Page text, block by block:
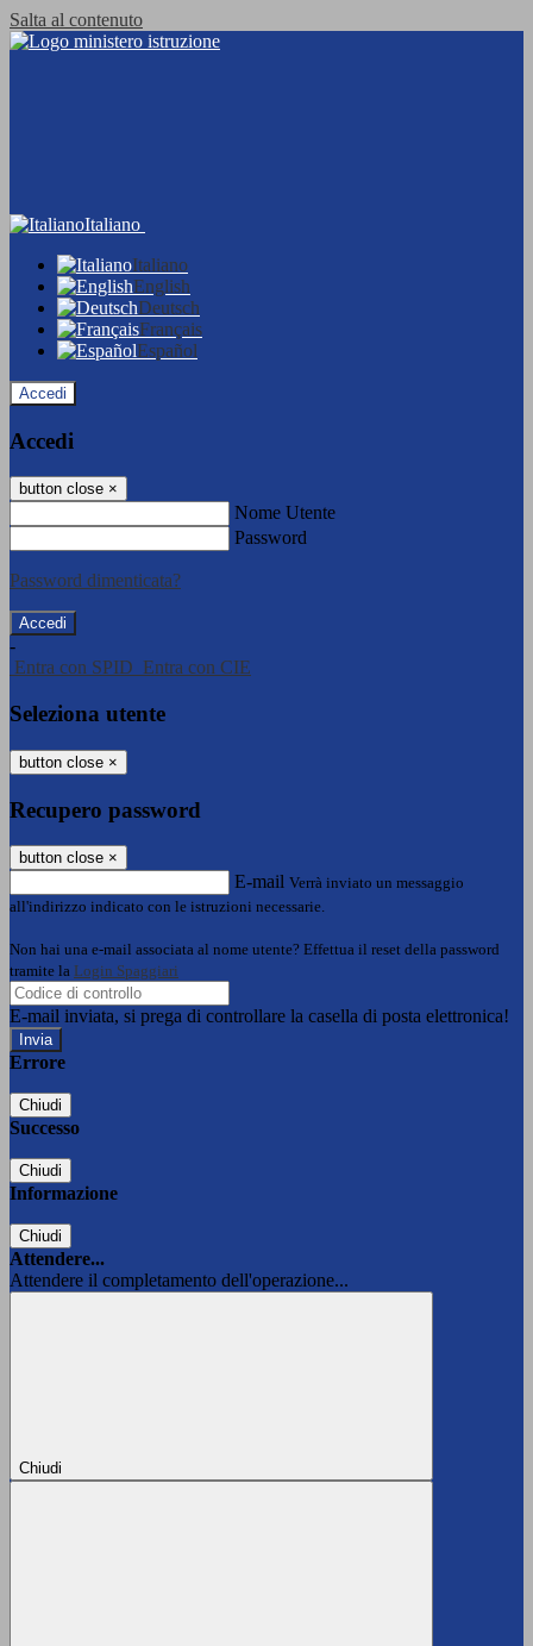
Salta al contenuto
Italiano
Italiano
English
Deutsch
Français
Español
Accedi
Accedi
button close ×
Nome Utente
Password
Password dimenticata?
-
Entra con SPID Entra con CIE
Seleziona utente
button close ×
Recupero password
button close ×
E-mail Verrà inviato un messaggio
all'indirizzo indicato con le istruzioni necessarie.
Non hai una e-mail associata al nome utente? Effettua il reset della password
tramite la Login Spaggiari
E-mail inviata, si prega di controllare la casella di posta elettronica!
Errore
Chiudi
Successo
Chiudi
Informazione
Chiudi
Attendere...
Attendere il completamento dell'operazione...
Chiudi